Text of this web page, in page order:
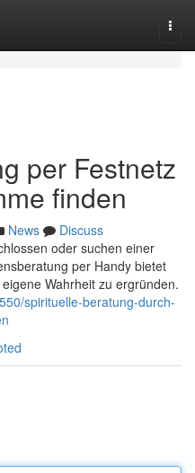
per Festnetz
finden
News
Discuss
oder suchen einer
per Handy bietet
Wahrheit zu ergründen.
spirituelle-beratung-durch-